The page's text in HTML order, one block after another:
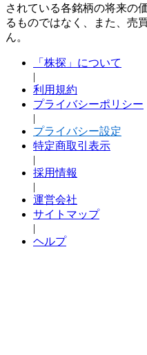
されている各銘柄の将来の
るものではなく、また、売
ん。
「株探」について
|
利用規約
プライバシーポリシー
|
プライバシー設定
特定商取引表示
|
採用情報
|
運営会社
サイトマップ
|
ヘルプ